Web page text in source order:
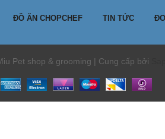
ĐỒ ĂN CHOPCHEF TIN TỨC
Pet shop & grooming | Cung cấp bởi